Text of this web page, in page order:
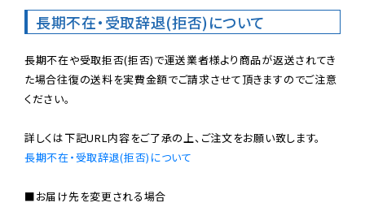
長期不在・受取辞退(拒否)について
長期不在や受取拒否(拒否)で運送業者様より商品が返送されてき
た場合往復の送料を実費金額でご請求させて頂きますのでご注意
ください。
長期不在・受取辞退(拒否)について